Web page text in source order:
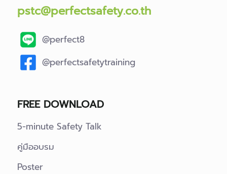
pstc@perfectsafety.co.th
@perfect8
@perfectsafetytraining
FREE DOWNLOAD
5-minute Safety Talk
คู่มืออบรม
Poster